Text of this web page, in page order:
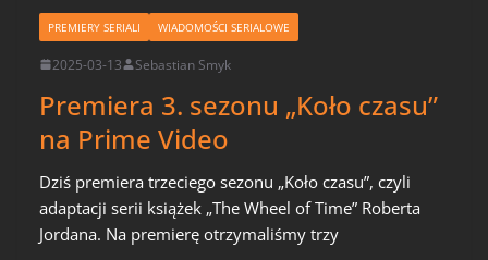
PREMIERY SERIALI WIADOMOŚCI SERIALOWE
2025-03-13 Sebastian Smyk
Premiera 3. sezonu „Koło czasu”
na Prime Video
Dziś premiera trzeciego sezonu „Koło czasu”, czyli
adaptacji serii książek „The Wheel of Time” Roberta
Jordana. Na premierę otrzymaliśmy trzy